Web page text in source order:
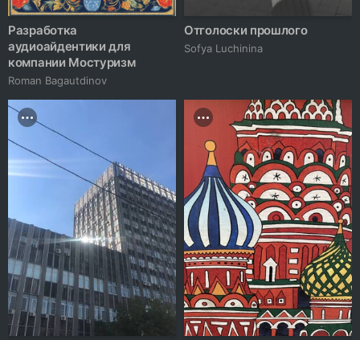
Разработка
аудиоайдентики для
компании Мостуризм
Roman Bagautdinov
Отголоски прошлого
Sofya Luchinina